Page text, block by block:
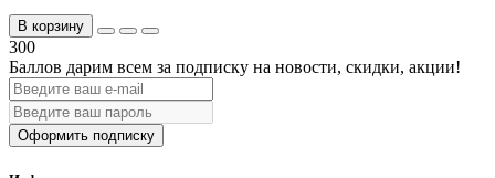
В корзину
300
Баллов дарим всем за подписку на новости, скидки, акции!
Оформить подписку